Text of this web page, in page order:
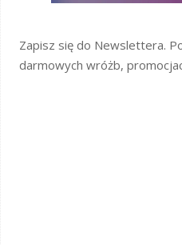
Zapisz się do Newslettera.
darmowych wróżb,